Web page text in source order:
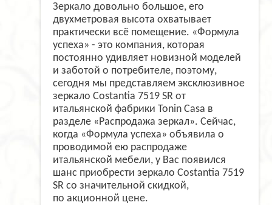
Зеркало довольно большое, его
двухметровая высота охватывает
практически всё помещение. «Формула
успеха» - это компания, которая
постоянно удивляет новизной моделей
и заботой о потребителе, поэтому,
сегодня мы представляем эксклюзивное
зеркало Costantia 7519 SR от
итальянской фабрики Tonin Casa в
разделе «Распродажа зеркал». Сейчас,
когда «Формула успеха» объявила о
проводимой ею распродаже
итальянской мебели, у Вас появился
шанс приобрести зеркало Costantia 7519
SR со значительной скидкой,
по акционной цене.